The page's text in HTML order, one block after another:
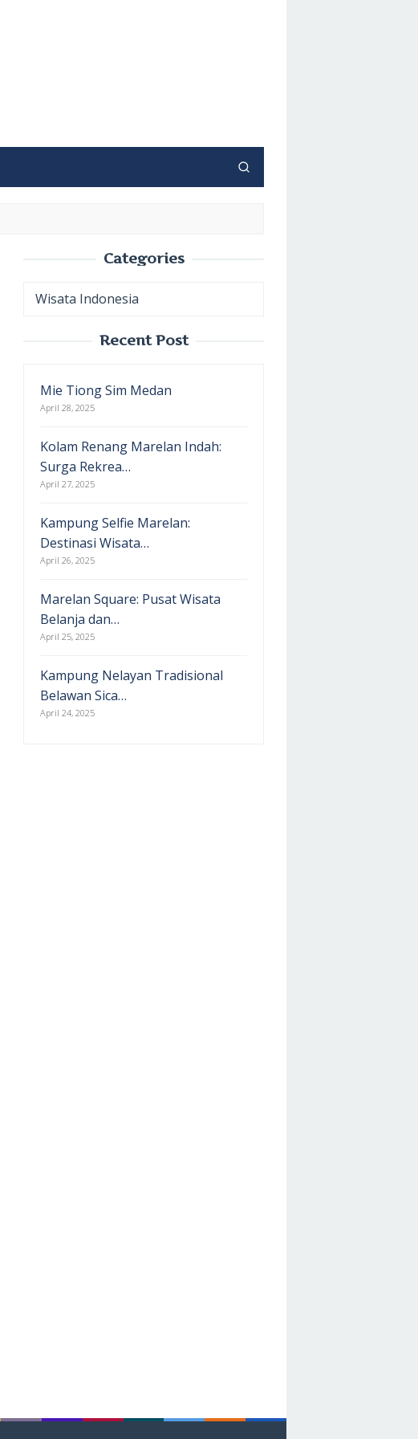
Categories
Categories
Recent Post
Mie Tiong Sim Medan
April 28, 2025
Kolam Renang Marelan Indah:
Surga Rekrea…
April 27, 2025
Kampung Selfie Marelan:
Destinasi Wisata…
April 26, 2025
Marelan Square: Pusat Wisata
Belanja dan…
April 25, 2025
Kampung Nelayan Tradisional
Belawan Sica…
April 24, 2025